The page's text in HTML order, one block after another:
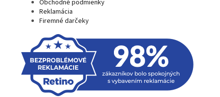
Obchodné podmienky
Reklamácia
Firemné darčeky